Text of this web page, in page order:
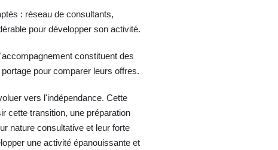
: réseau de consultants,
pour développer son activité.
constituent des
pour comparer leurs offres.
vers l'indépendance. Cette
cette transition, une préparation
nature consultative et leur forte
une activité épanouissante et